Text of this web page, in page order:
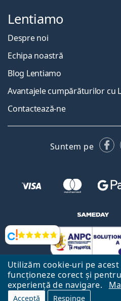
Utilizăm cookie-uri pe
funcționeze corect și
experiență de navigare.
Acceptă Respinge
Opinii
Lentiamo
Despre noi
Echipa noastră
Blog Lentiamo
Avantajele cumpărăturilor cu
Contactează-ne
Suntem pe